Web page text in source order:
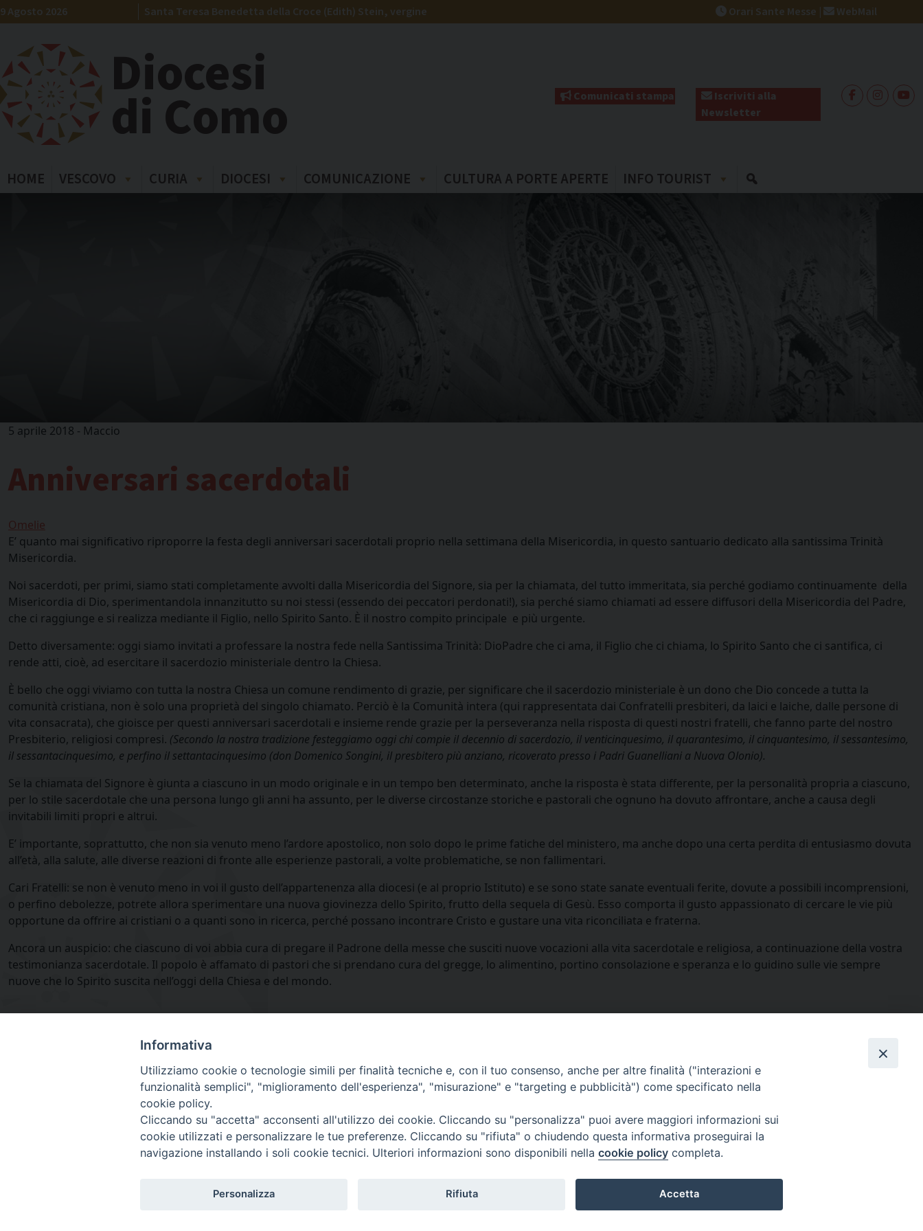
Skip
to
9 Agosto 2026 Santa Teresa Benedetta della Croce (Edith) Stein, vergine Orari Sante Messe | WebMail
Diocesi
di Como Comunicati stampa
Iscriviti alla
Newsletter
HOME VESCOVO CURIA DIOCESI COMUNICAZIONE CULTURA A PORTE APERTE INFO TOURIST
5 aprile 2018 - Maccio
Anniversari sacerdotali
Omelie
E’ quanto mai significativo riproporre la festa degli anniversari sacerdotali proprio nella settimana della Misericordia, in questo santuario dedicato alla santissima Trinità
Misericordia.
Noi sacerdoti, per primi, siamo stati completamente avvolti dalla Misericordia del Signore, sia per la chiamata, del tutto immeritata, sia perché godiamo continuamente della
Misericordia di Dio, sperimentandola innanzitutto su noi stessi (essendo dei peccatori perdonati!), sia perché siamo chiamati ad essere diffusori della Misericordia del Padre,
che ci raggiunge e si realizza mediante il Figlio, nello Spirito Santo. È il nostro compito principale e più urgente.
Detto diversamente: oggi siamo invitati a professare la nostra fede nella Santissima Trinità: DioPadre che ci ama, il Figlio che ci chiama, lo Spirito Santo che ci santifica, ci
rende atti, cioè, ad esercitare il sacerdozio ministeriale dentro la Chiesa.
È bello che oggi viviamo con tutta la nostra Chiesa un comune rendimento di grazie, per significare che il sacerdozio ministeriale è un dono che Dio concede a tutta la
comunità cristiana, non è solo una proprietà del singolo chiamato. Perciò è la Comunità intera (qui rappresentata dai Confratelli presbiteri, da laici e laiche, dalle persone di
vita consacrata), che gioisce per questi anniversari sacerdotali e insieme rende grazie per la perseveranza nella risposta di questi nostri fratelli, che fanno parte del nostro
Presbiterio, religiosi compresi. (Secondo la nostra tradizione festeggiamo oggi chi compie il decennio di sacerdozio, il venticinquesimo, il quarantesimo, il cinquantesimo, il sessantesimo,
il sessantacinquesimo, e perfino il settantacinquesimo (don Domenico Songini, il presbitero più anziano, ricoverato presso i Padri Guanelliani a Nuova Olonio).
Se la chiamata del Signore è giunta a ciascuno in un modo originale e in un tempo ben determinato, anche la risposta è stata differente, per la personalità propria a ciascuno,
per lo stile sacerdotale che una persona lungo gli anni ha assunto, per le diverse circostanze storiche e pastorali che ognuno ha dovuto affrontare, anche a causa degli
invitabili limiti propri e altrui.
E’ importante, soprattutto, che non sia venuto meno l’ardore apostolico, non solo dopo le prime fatiche del ministero, ma anche dopo una certa perdita di entusiasmo dovuta
all’età, alla salute, alle diverse reazioni di fronte alle esperienze pastorali, a volte problematiche, se non fallimentari.
Cari Fratelli: se non è venuto meno in voi il gusto dell’appartenenza alla diocesi (e al proprio Istituto) e se sono state sanate eventuali ferite, dovute a possibili incomprensioni,
o perfino debolezze, potrete allora sperimentare una nuova giovinezza dello Spirito, frutto della sequela di Gesù. Esso comporta il gusto appassionato di cercare le vie più
opportune da offrire ai cristiani o a quanti sono in ricerca, perché possano incontrare Cristo e gustare una vita riconciliata e fraterna.
Ancora un auspicio: che ciascuno di voi abbia cura di pregare il Padrone della messe che susciti nuove vocazioni alla vita sacerdotale e religiosa, a continuazione della vostra
testimonianza sacerdotale. Il popolo è affamato di pastori che si prendano cura del gregge, lo alimentino, portino consolazione e speranza e lo guidino sulle vie sempre
nuove che lo Spirito suscita nell’oggi della Chiesa e del mondo.
Facebook
Diocesi
di Como
Diocesi di Como | piazza Grimoldi, 5
Privacy-Disclaimer
Informativa
Utilizziamo cookie o tecnologie simili per finalità tecniche e, con il tuo consenso, anche per altre finalità ("interazioni e
funzionalità semplici", "miglioramento dell'esperienza", "misurazione" e "targeting e pubblicità") come specificato nella
cookie policy.
Cliccando su "accetta" acconsenti all'utilizzo dei cookie. Cliccando su "personalizza" puoi avere maggiori informazioni sui
cookie utilizzati e personalizzare le tue preferenze. Cliccando su "rifiuta" o chiudendo questa informativa proseguirai la
navigazione installando i soli cookie tecnici. Ulteriori informazioni sono disponibili nella cookie policy completa.
Personalizza Rifiuta Accetta